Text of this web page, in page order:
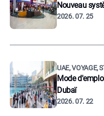
Nouveau
2026. 07. 25
UAE, VOYAGE,
Mode
Dubaï
2026. 07. 22